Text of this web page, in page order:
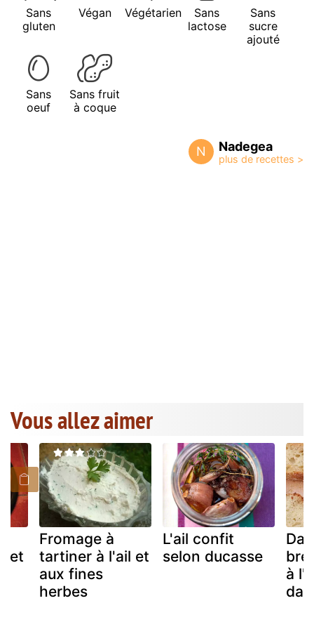
Sans
gluten
Végan Végétarien
Sans
lactose
Sans
sucre
ajouté
Sans
oeuf
Sans fruit
à coque
N Nadegea
Vous allez aimer
et
Fromage à
tartiner à l'ail et
aux fines
herbes
L'ail confit
selon ducasse
à
dan